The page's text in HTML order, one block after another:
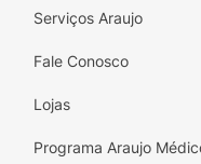
Ação
contra danos
corpo.
Serviços Araujo
Fale Conosco
Lojas
Programa Araujo